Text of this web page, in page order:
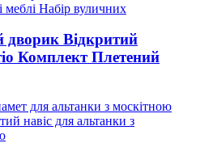
дворик Відкритий
Комплект Плетений